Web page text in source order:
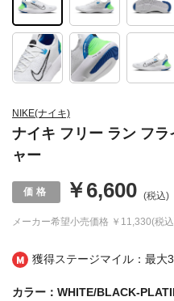
獲得ステージマイル：最大
NIKE(ナイキ)
ナイキ フリー ラン フ
ャー
メーカー希望小売価格 ￥11,330(税
￥6,600 (税込)
カラー：WHITE/BLACK-